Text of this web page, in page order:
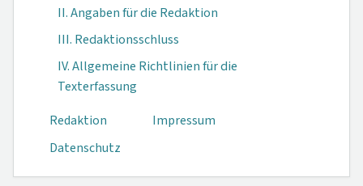
II. Angaben für die Redaktion
III. Redaktionsschluss
IV. Allgemeine Richtlinien für die
Texterfassung
Redaktion
Impressum
Datenschutz